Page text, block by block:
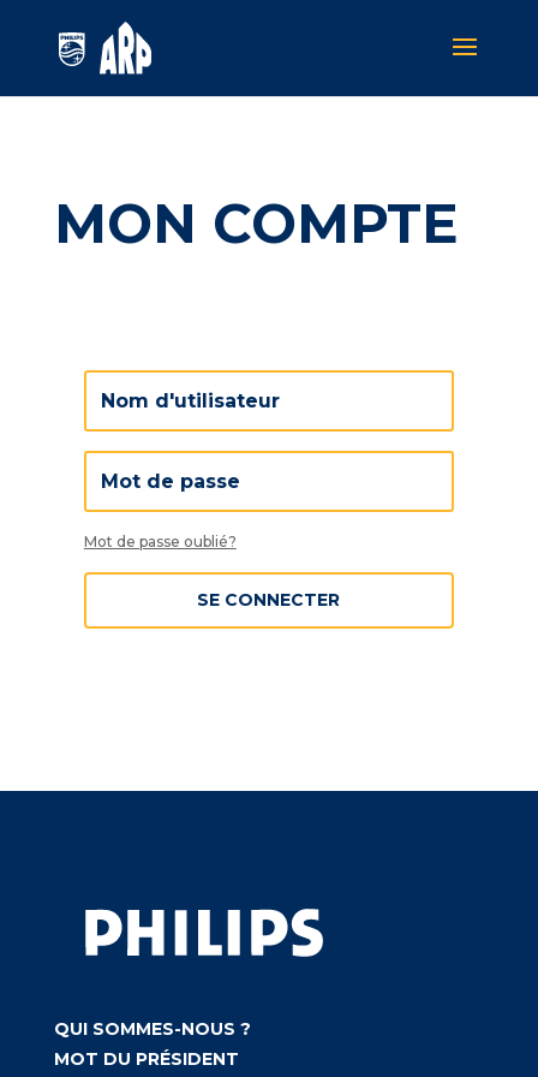
MON COMPTE
Mot de passe oublié?
SE CONNECTER
QUI SOMMES-NOUS ?
MOT DU PRÉSIDENT